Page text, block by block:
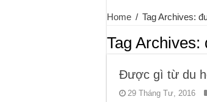
Home / Tag Archives:
Tag Archives:
Được gì từ du
29 Tháng Tư, 2016